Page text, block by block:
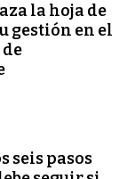
la hoja de
gestión en el
seis pasos